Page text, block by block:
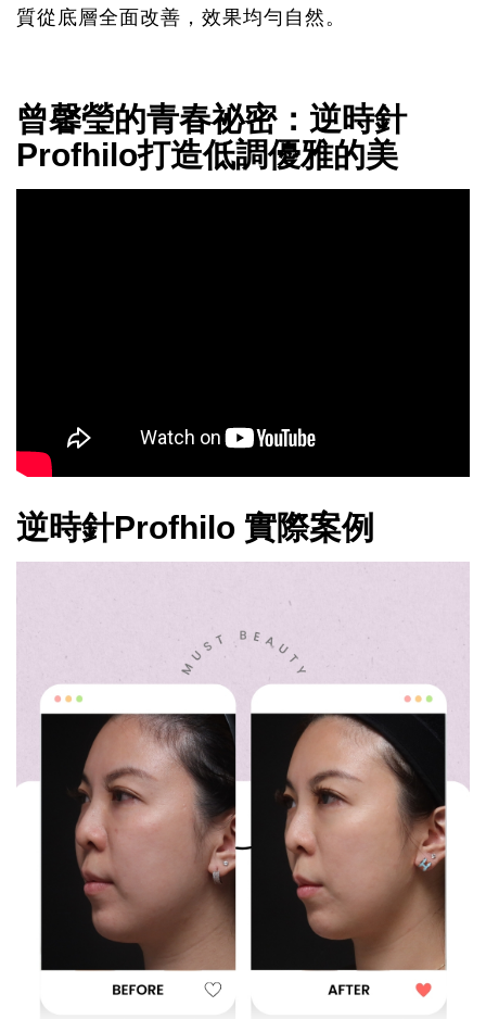
質從底層全面改善，效果均勻自然。
曾馨瑩的青春祕密：逆時針
Profhilo打造低調優雅的美
逆時針Profhilo 實際案例